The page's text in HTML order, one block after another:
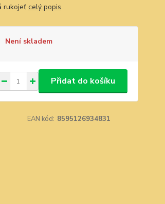
rukojeť celý popis
Není skladem
Přidat do košíku
EAN kód: 8595126934831